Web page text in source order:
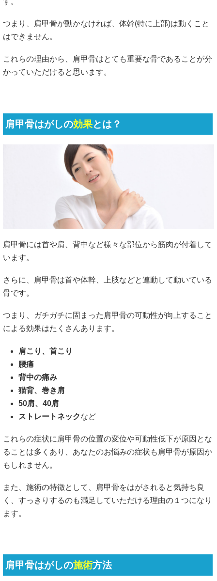
つまり、肩甲骨が動かなければ、体幹(特に上部)は動くこと
はできません。
これらの理由から、肩甲骨はとても重要な骨であることが分
かっていただけると思います。
肩甲骨はがしの効果とは？
肩甲骨には首や肩、背中など様々な部位から筋肉が付着して
います。
さらに、肩甲骨は首や体幹、上肢などと連動して動いている
骨です。
つまり、ガチガチに固まった肩甲骨の可動性が向上すること
による効果はたくさんあります。
肩こり、首こり
腰痛
背中の痛み
猫背、巻き肩
50肩、40肩
ストレートネックなど
これらの症状に肩甲骨の位置の変位や可動性低下が原因とな
ることは多くあり、あなたのお悩みの症状も肩甲骨が原因か
もしれません。
また、施術の特徴として、肩甲骨をはがされると気持ち良
く、すっきりするのも満足していただける理由の１つになり
ます。
肩甲骨はがしの施術方法